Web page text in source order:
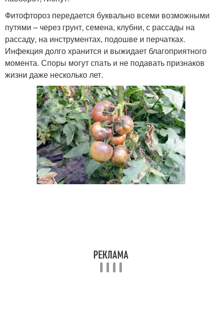
Фитофтороз передается буквально всеми возможными
путями – через грунт, семена, клубни, с рассады на
рассаду, на инструментах, подошве и перчатках.
Инфекция долго хранится и выжидает благоприятного
момента. Споры могут спать и не подавать признаков
жизни даже несколько лет.